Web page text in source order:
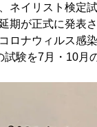
ネイリスト検定
期が正式に発表
ロナウィルス感
試験を7月・10月